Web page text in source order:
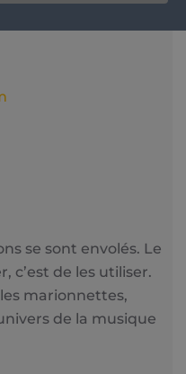
se sont envolés. Le
c’est de les utiliser.
marionnettes,
de la musique